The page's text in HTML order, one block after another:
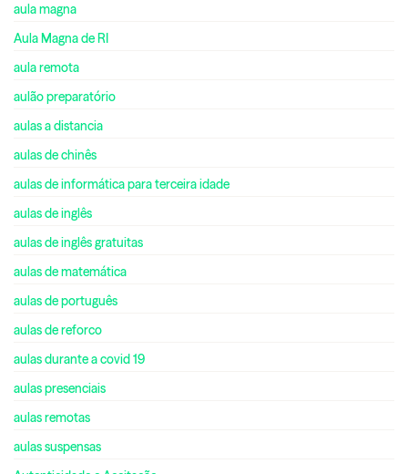
aula magna
Aula Magna de RI
aula remota
aulão preparatório
aulas a distancia
aulas de chinês
aulas de informática para terceira idade
aulas de inglês
aulas de inglês gratuitas
aulas de matemática
aulas de português
aulas de reforco
aulas durante a covid 19
aulas presenciais
aulas remotas
aulas suspensas